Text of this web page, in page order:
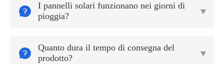

I pannelli solari funzionano nei giorni di
pioggia?


Quanto dura il tempo di consegna del
prodotto?
